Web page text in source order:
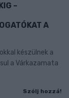
–
A
készülnek a
a Várkazamata
Szólj hozzá!